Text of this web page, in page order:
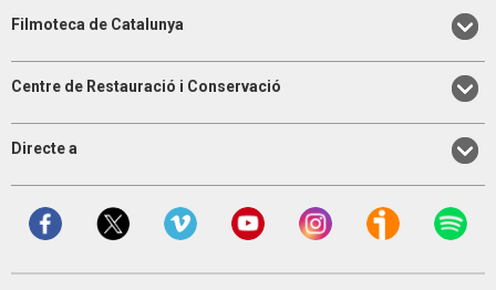
Filmoteca de Catalunya
Centre de Restauració i Conservació
Directe a